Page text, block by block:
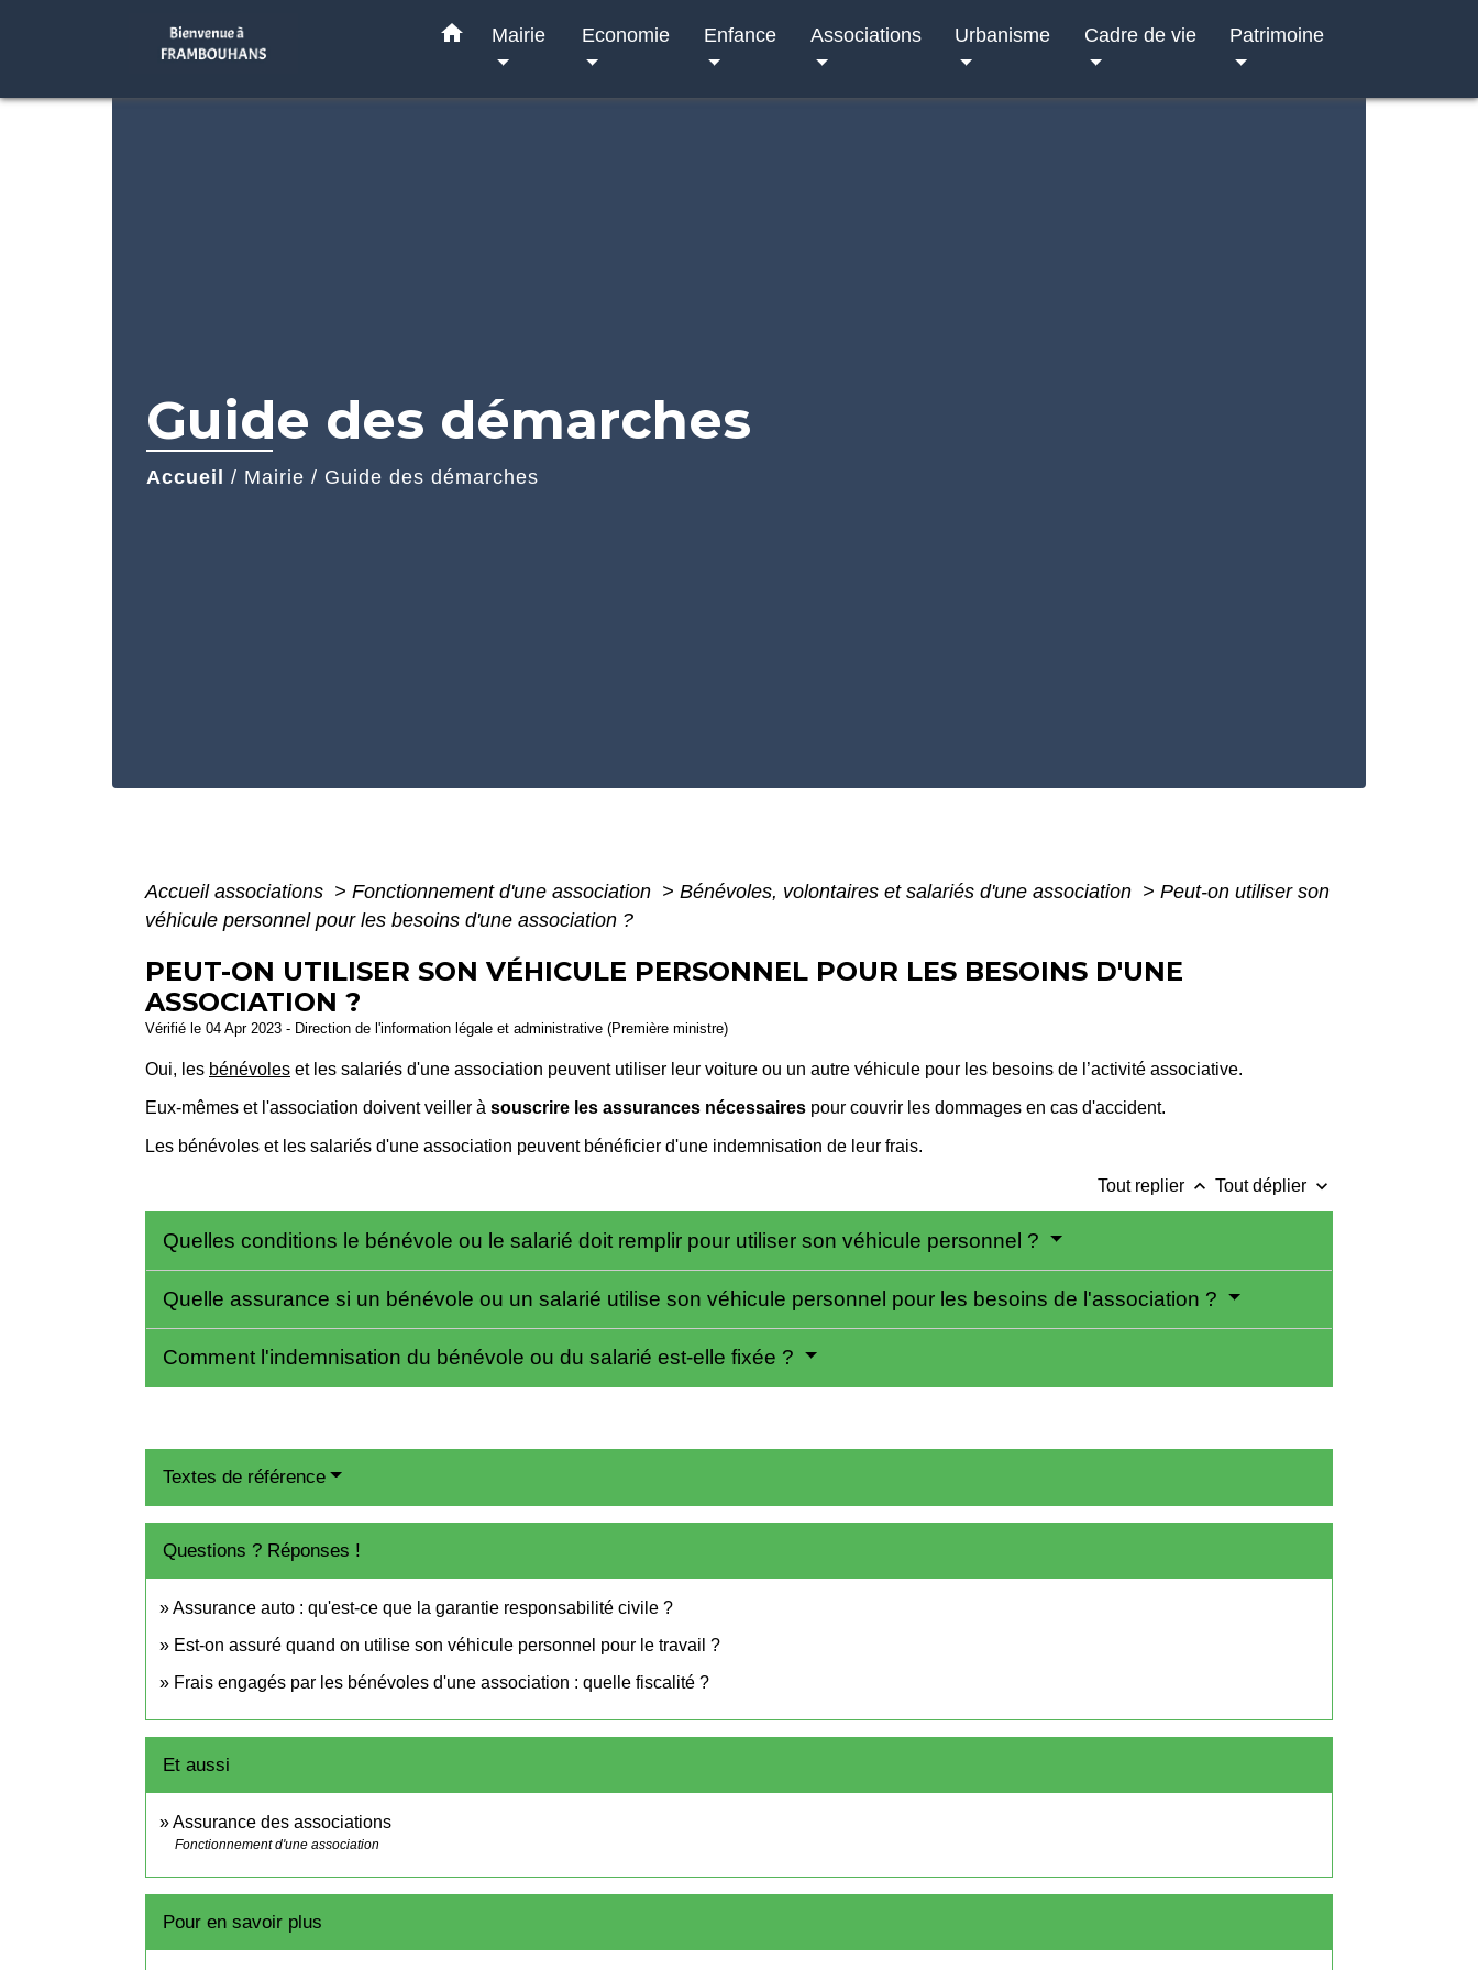
home Mairie Economie Enfance Associations Urbanisme Cadre de vie Patrimoine
Guide des démarches
Accueil / Mairie / Guide des démarches
Accueil associations > Fonctionnement d'une association > Bénévoles, volontaires et salariés d'une association > Peut-on utiliser son
véhicule personnel pour les besoins d'une association ?
PEUT-ON UTILISER SON VÉHICULE PERSONNEL POUR LES BESOINS D'UNE
ASSOCIATION ?
Vérifié le 04 Apr 2023 - Direction de l'information légale et administrative (Première ministre)
Oui, les bénévoles et les salariés d'une association peuvent utiliser leur voiture ou un autre véhicule pour les besoins de l’activité associative.
Eux-mêmes et l'association doivent veiller à souscrire les assurances nécessaires pour couvrir les dommages en cas d'accident.
Les bénévoles et les salariés d'une association peuvent bénéficier d'une indemnisation de leur frais.
Tout replier keyboard_arrow_up Tout déplier keyboard_arrow_down
Quelles conditions le bénévole ou le salarié doit remplir pour utiliser son véhicule personnel ?
Quelle assurance si un bénévole ou un salarié utilise son véhicule personnel pour les besoins de l'association ?
Comment l'indemnisation du bénévole ou du salarié est-elle fixée ?
Textes de référence
Questions ? Réponses !
Assurance auto : qu'est-ce que la garantie responsabilité civile ?
Est-on assuré quand on utilise son véhicule personnel pour le travail ?
Frais engagés par les bénévoles d'une association : quelle fiscalité ?
Et aussi
Assurance des associations
Fonctionnement d'une association
Pour en savoir plus